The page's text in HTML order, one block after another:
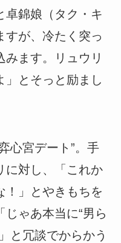
卓錦娘（タク・キ
すが、冷たく突っ
みます。リュウリ
」とそっと励まし
心宮デート”。手
に対し、「これか
！」とやきもちを
ゃあ本当に“男ら
と冗談でからかう